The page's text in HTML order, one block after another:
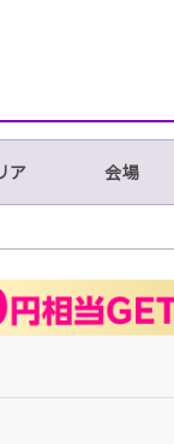
ア 会場